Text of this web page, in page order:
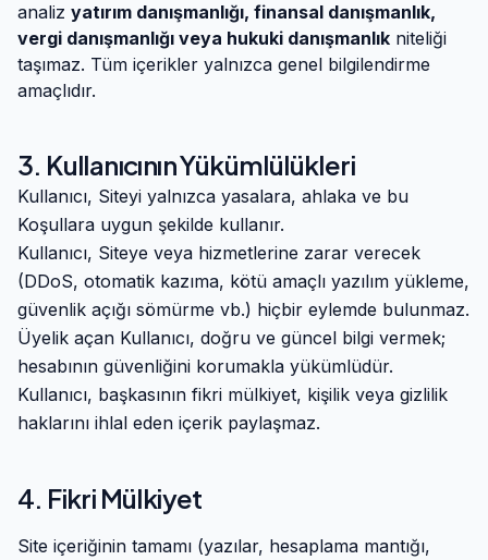
analiz yatırım danışmanlığı, finansal danışmanlık,
vergi danışmanlığı veya hukuki danışmanlık niteliği
taşımaz. Tüm içerikler yalnızca genel bilgilendirme
amaçlıdır.
3. Kullanıcının Yükümlülükleri
Kullanıcı, Siteyi yalnızca yasalara, ahlaka ve bu
Koşullara uygun şekilde kullanır.
Kullanıcı, Siteye veya hizmetlerine zarar verecek
(DDoS, otomatik kazıma, kötü amaçlı yazılım yükleme,
güvenlik açığı sömürme vb.) hiçbir eylemde bulunmaz.
Üyelik açan Kullanıcı, doğru ve güncel bilgi vermek;
hesabının güvenliğini korumakla yükümlüdür.
Kullanıcı, başkasının fikri mülkiyet, kişilik veya gizlilik
haklarını ihlal eden içerik paylaşmaz.
4. Fikri Mülkiyet
Site içeriğinin tamamı (yazılar, hesaplama mantığı,